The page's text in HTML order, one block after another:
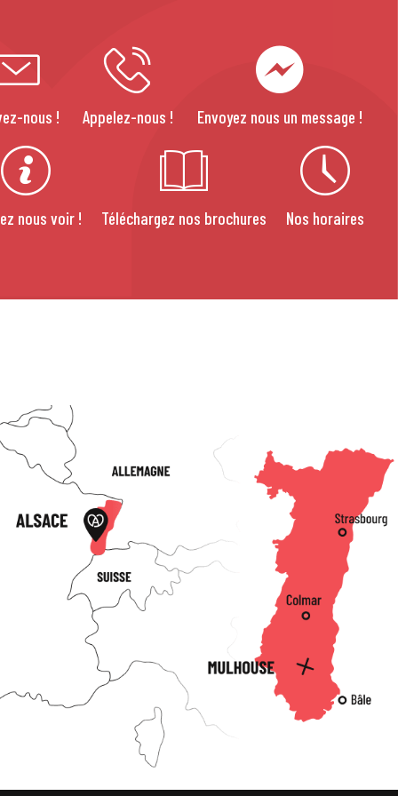
nous ! Appelez-nous ! Envoyez nous un message !
nous voir ! Téléchargez nos brochures Nos horaires